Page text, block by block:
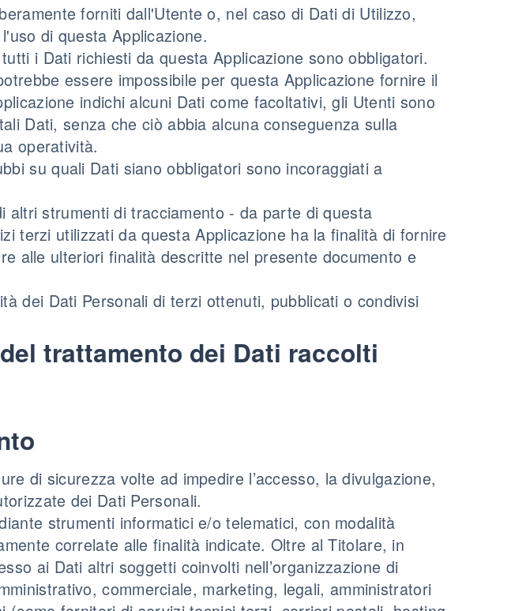
forniti dall'Utente o, nel caso di Dati di Utilizzo,
di questa Applicazione.
i Dati richiesti da questa Applicazione sono obbligatori.
essere impossibile per questa Applicazione fornire il
indichi alcuni Dati come facoltativi, gli Utenti sono
Dati, senza che ciò abbia alcuna conseguenza sulla
operatività.
su quali Dati siano obbligatori sono incoraggiati a
altri strumenti di tracciamento - da parte di questa
terzi utilizzati da questa Applicazione ha la finalità di fornire
alle ulteriori finalità descritte nel presente documento e
dei Dati Personali di terzi ottenuti, pubblicati o condivisi
trattamento dei Dati raccolti
di sicurezza volte ad impedire l’accesso, la divulgazione,
dei Dati Personali.
strumenti informatici e/o telematici, con modalità
correlate alle finalità indicate. Oltre al Titolare, in
ai Dati altri soggetti coinvolti nell’organizzazione di
commerciale, marketing, legali, amministratori